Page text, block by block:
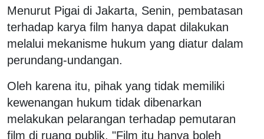
Menurut Pigai di Jakarta, Senin, pembatasan
terhadap karya film hanya dapat dilakukan
melalui mekanisme hukum yang diatur dalam
perundang-undangan.
Oleh karena itu, pihak yang tidak memiliki
kewenangan hukum tidak dibenarkan
melakukan pelarangan terhadap pemutaran
film di ruang publik. "Film itu hanya boleh